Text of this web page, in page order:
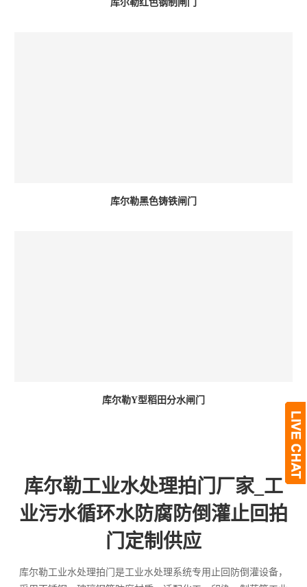
库尔勒红色钢制闸门
库尔勒黑色铸铁闸门
库尔勒Y型稻田分水闸门
库尔勒工业水处理拍门厂家_工
业污水循环水防腐防倒灌止回拍
门定制供应
库尔勒工业水处理拍门是工业水处理系统专用止回防倒灌设备，